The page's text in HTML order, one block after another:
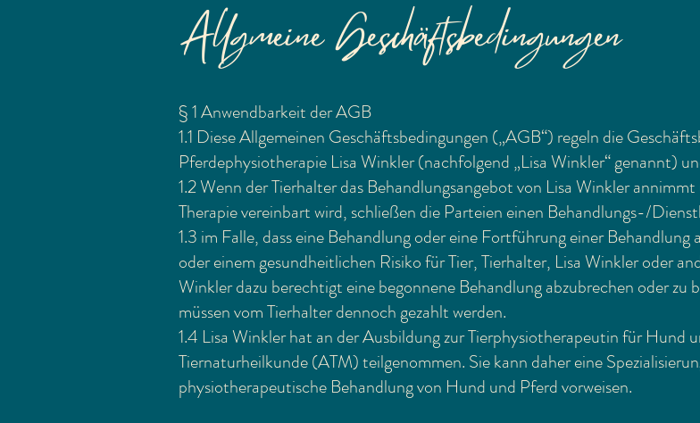
Allgmeine Geschäftsbedingungen
§ 1 Anwendbarkeit der AGB
1.1 Diese Allgemeinen Geschäftsbedingungen („AGB“) regeln die
Pferdephysiotherapie Lisa Winkler (nachfolgend „Lisa Winkler“ genannt)
1.2 Wenn der Tierhalter das Behandlungsangebot von Lisa Winkler
Therapie vereinbart wird, schließen die Parteien einen Behandlungs-/
1.3 im Falle, dass eine Behandlung oder eine Fortführung einer
oder einem gesundheitlichen Risiko für Tier, Tierhalter, Lisa Winkler oder
Winkler dazu berechtigt eine begonnene Behandlung abzubrechen oder zu
müssen vom Tierhalter dennoch gezahlt werden.
1.4 Lisa Winkler hat an der Ausbildung zur Tierphysiotherapeutin für Hund
Tiernaturheilkunde (ATM) teilgenommen. Sie kann daher eine
physiotherapeutische Behandlung von Hund und Pferd vorweisen.